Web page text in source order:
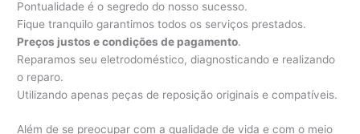
Pontualidade é o segredo do nosso sucesso.
Fique tranquilo garantimos todos os serviços prestados.
Preços justos e condições de pagamento.
Reparamos seu eletrodoméstico, diagnosticando e realizando
o reparo.
Utilizando apenas peças de reposição originais e compatíveis.
Além de se preocupar com a qualidade de vida e com o meio